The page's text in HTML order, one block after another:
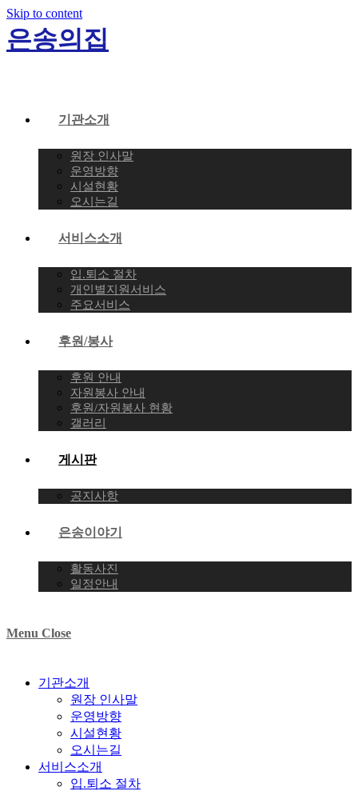
Skip to content
은송의집
기관소개
원장 인사말
운영방향
시설현황
오시는길
서비스소개
입.퇴소 절차
개인별지원서비스
주요서비스
후원/봉사
후원 안내
자원봉사 안내
후원/자원봉사 현황
갤러리
게시판
공지사항
은송이야기
활동사진
일정안내
Menu Close
기관소개
원장 인사말
운영방향
시설현황
오시는길
서비스소개
입.퇴소 절차